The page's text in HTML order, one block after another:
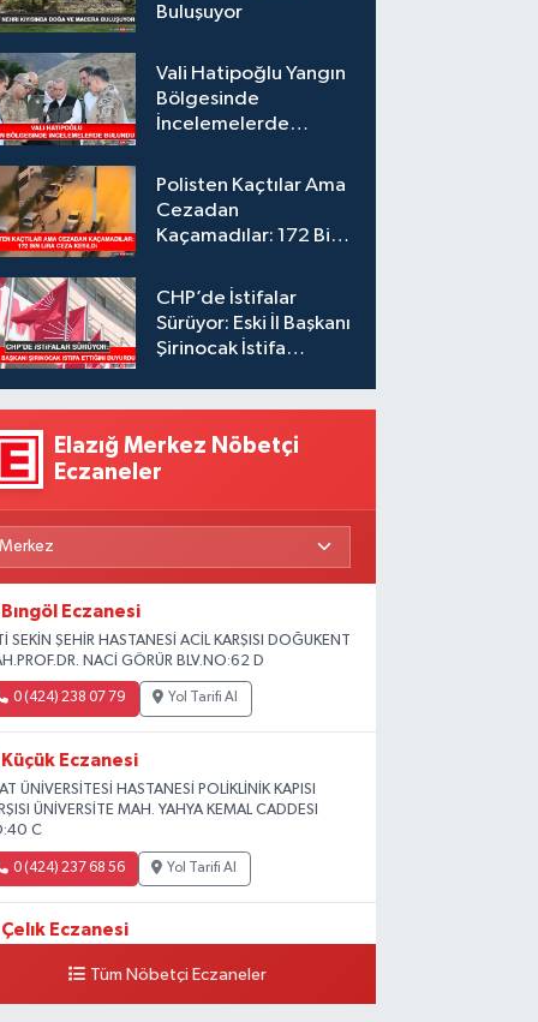
Buluşuyor
Vali Hatipoğlu Yangın
Bölgesinde
İncelemelerde
Polisten Kaçtılar Ama
Cezadan
Kaçamadılar: 172 Bin
CHP’de İstifalar
Sürüyor: Eski İl Başkanı
Şirinocak İstifa
Elazığ Merkez Nöbetçi
Eczaneler
Bıngöl Eczanesi
SEKİN ŞEHİR HASTANESİ ACİL KARŞISI DOĞUKENT
NACİ GÖRÜR BLV.NO:62 D
0 (424) 238 07 79 Yol Tarifi Al
Küçük Eczanesi
ÜNİVERSİTESİ HASTANESİ POLİKLİNİK KAPISI
ÜNİVERSİTE MAH. YAHYA KEMAL CADDESI
C
0 (424) 237 68 56 Yol Tarifi Al
Çelık Eczanesi
19730 SOK. NO:6 ATüm Nöbetçi Eczaneler